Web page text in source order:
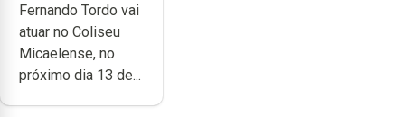
no Coliseu
Micaelense
Fernando Tordo vai
atuar no Coliseu
Micaelense, no
próximo dia 13 de...